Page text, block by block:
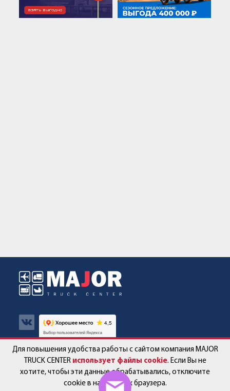
Авто в наличии
Спецпредложения
Контакты
Работа в компании
Для повышения удобства работы с сайтом компания MAJOR
TRUCK CENTER использует файлы cookie. Если Вы не
хотите, чтобы эти данные обрабатывались, отключите
cookie в настройках браузера.